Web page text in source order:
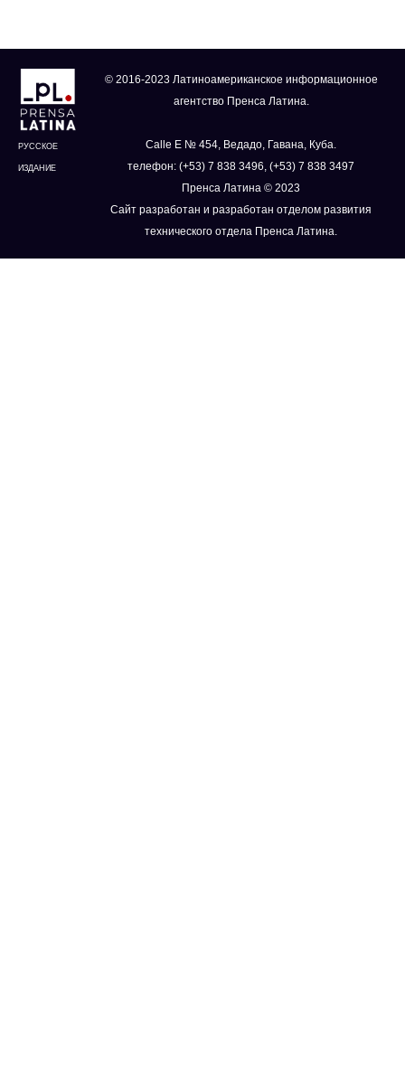
РУССКОЕ
ИЗДАНИЕ
© 2016-2023 Латиноамериканское информационное
агентство Пренса Латина.
Calle E № 454, Ведадо, Гавана, Куба.
телефон: (+53) 7 838 3496, (+53) 7 838 3497
Пренса Латина © 2023
Сайт разработан и разработан отделом развития
технического отдела Пренса Латина.